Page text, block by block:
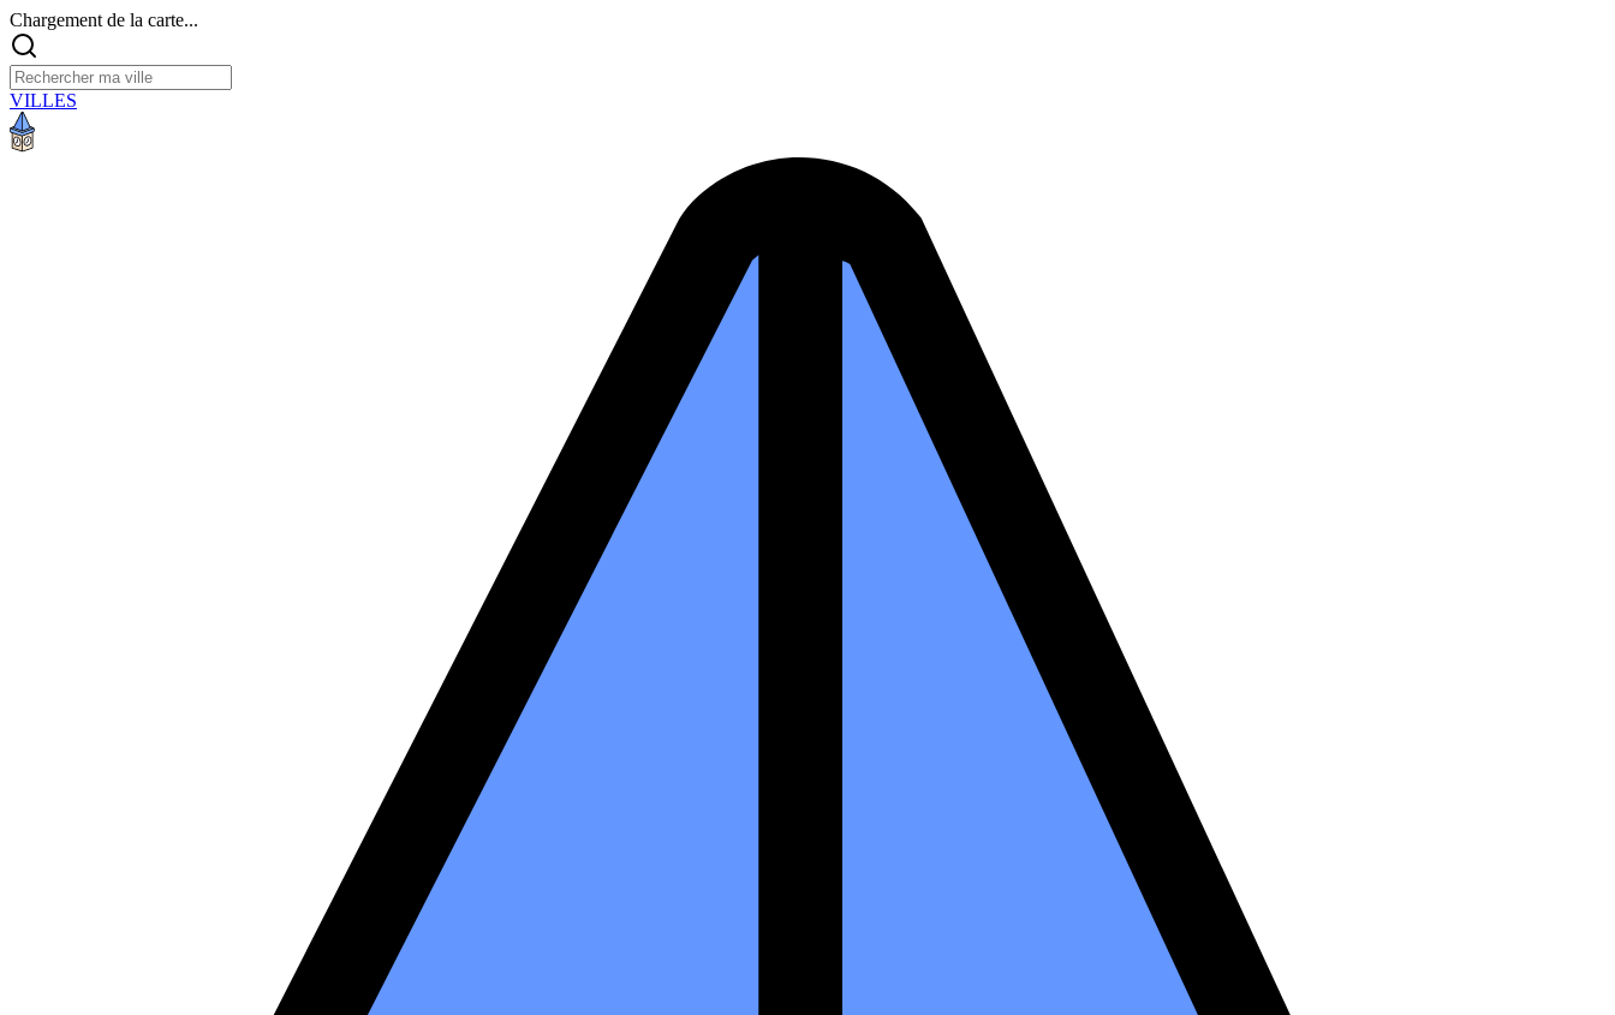
Chargement de la carte...
VILLES